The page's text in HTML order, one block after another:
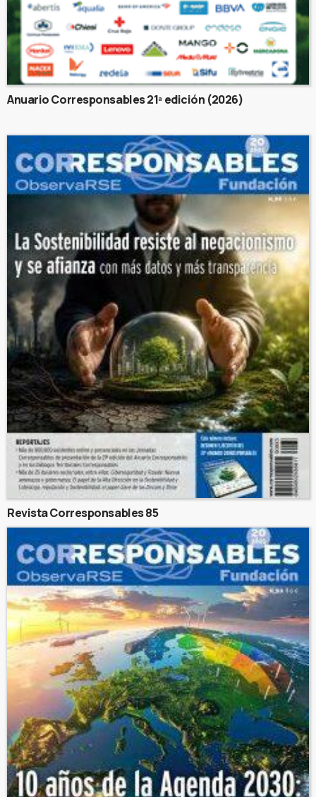
Anuario Corresponsables 21ª edición (2026)
Revista Corresponsables 85